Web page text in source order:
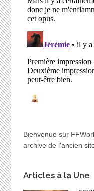
Bienvenue sur
archive de l'ancien
Articles à la Une